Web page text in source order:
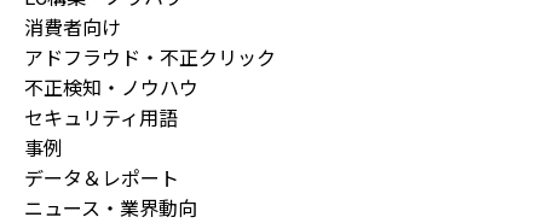
消費者向け
アドフラウド・不正クリック
不正検知・ノウハウ
セキュリティ用語
事例
データ＆レポート
ニュース・業界動向